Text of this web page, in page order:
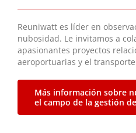
Reuniwatt es líder en
nubosidad. Le invitamos a
apasionantes proyectos
aeroportuarias y el
Más información sobre
el campo de la gestión